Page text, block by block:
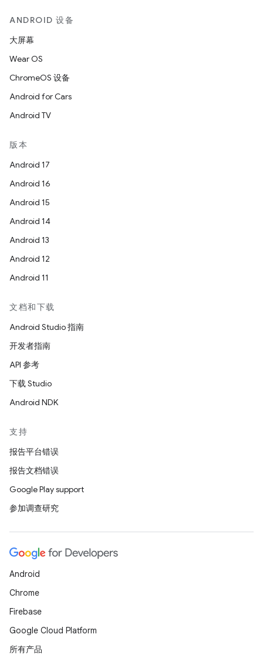
ANDROID 设备
大屏幕
Wear OS
ChromeOS 设备
Android for Cars
Android TV
版本
Android 17
Android 16
Android 15
Android 14
Android 13
Android 12
Android 11
文档和下载
Android Studio 指南
开发者指南
API 参考
下载 Studio
Android NDK
支持
报告平台错误
报告文档错误
Google Play support
参加调查研究
Android
Chrome
Firebase
Google Cloud Platform
所有产品